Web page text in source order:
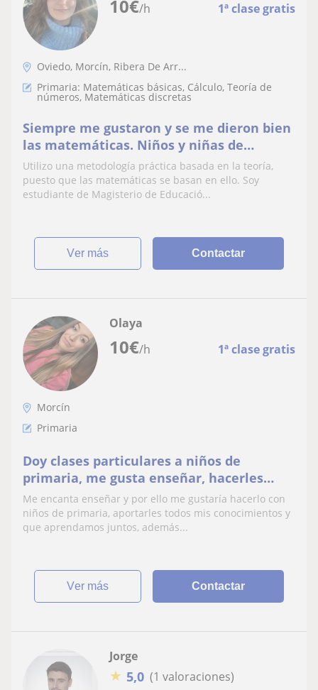
10€/h 1ª clase gratis
Oviedo, Morcín, Ribera De Arr...
Primaria: Matemáticas básicas, Cálculo, Teoría de
números, Matemáticas discretas
Siempre me gustaron y se me dieron bien
las matemáticas. Niños y niñas de
primaria, por la zona de Oviedo, Asturias
Utilizo una metodología práctica basada en la teoría,
puesto que las matemáticas se basan en ello. Soy
estudiante de Magisterio de Educació...
ver más Contactar
10€/h 1ª clase gratis
Olaya
Morcín
Primaria
Doy clases particulares a niños de
primaria, me gusta enseñar, hacerles
ameno el aprendizaje y que consigan
resultados.
Me encanta enseñar y por ello me gustaría hacerlo con
niños de primaria, aportarles todos mis conocimientos y
que aprendamos juntos, además...
ver más Contactar
Jorge
★ 5,0 (1 valoraciones)